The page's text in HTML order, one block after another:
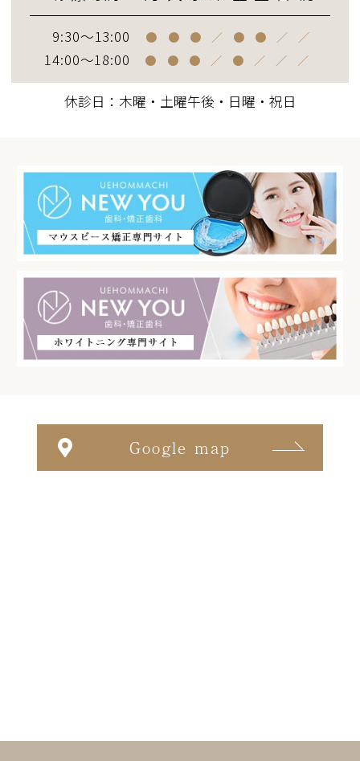
9:30～13:00 ● ● ● ／ ● ● ／ ／
14:00～18:00 ● ● ● ／ ● ／ ／ ／
休診日：木曜・土曜午後・日曜・祝日
Google map